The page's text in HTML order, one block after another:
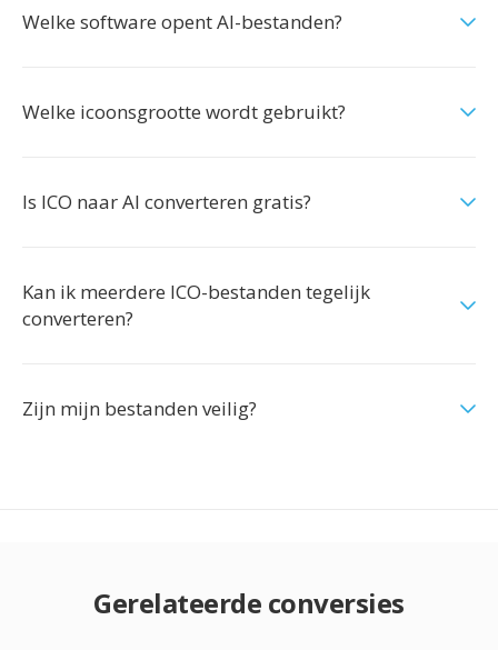
Welke software opent AI-bestanden?
Welke icoonsgrootte wordt gebruikt?
Is ICO naar AI converteren gratis?
Kan ik meerdere ICO-bestanden tegelijk
converteren?
Zijn mijn bestanden veilig?
Gerelateerde conversies